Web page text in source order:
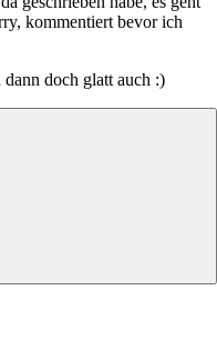
kommentiert bevor ich
doch glatt auch :)